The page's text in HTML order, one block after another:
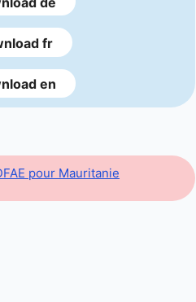
fr
en
pour Mauritanie